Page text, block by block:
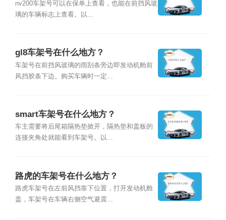
nv200车架号可以在保单上查看，也能在前挡风玻
璃的车辆标志上查看。以...
gl8车架号在什么地方？
车架号在前挡风玻璃的雨刮条旁边即发动机舱前
风挡胶条下边。购买车辆时一定...
smart车架号在什么地方？
车主需要将后尾箱隔热垫掀开，隔热垫和盖板的
连接夹角处就能看到车架号。以...
路虎的车架号在什么地方？
路虎车架号在左前风挡靠下位置，打开发动机舱
盖，车架号在车辆右侧空气避震...